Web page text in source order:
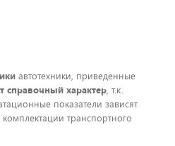
автотехники, приведенные
справочный характер, т.к.
показатели зависят
транспортного